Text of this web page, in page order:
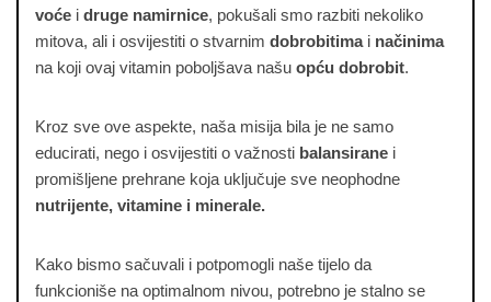
voće i druge namirnice, pokušali smo razbiti nekoliko
mitova, ali i osvijestiti o stvarnim dobrobitimai načinima
na koji ovaj vitamin poboljšava našu opću dobrobit.
Kroz sve ove aspekte, naša misija bila je ne samo
educirati, nego i osvijestiti o važnosti balansirane i
promišljene prehrane koja uključuje sve neophodne
nutrijente, vitamine i minerale.
Kako bismo sačuvali i potpomogli naše tijelo da
funkcioniše na optimalnom nivou, potrebno je stalno se